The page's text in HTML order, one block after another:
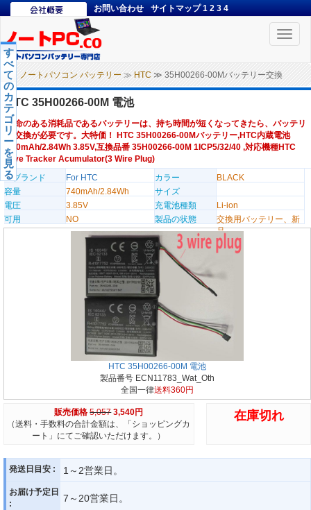
お問い合わせ サイトマップ 1 2 3 4
Toggle
ノートパソコン バッテリー ≫ HTC ≫ 35H00266-00Mバッテリー交換
す
べ
て
の
カ
テ
ゴ
リ
ー
を
見
る
HTC 35H00266-00M 電池
寿命のある消耗品であるバッテリーは、持ち時間が短くなってきたら、バッテリ
ー交換が必要です。大特価！ HTC 35H00266-00Mバッテリー,HTC内蔵電池
740mAh/2.84Wh 3.85V,互換品番 35H00266-00M 1ICP5/32/40 ,対応機種HTC
Vive Tracker Acumulator(3 Wire Plug)
のブランド
For HTC カラー
BLACK
容量
740mAh/2.84Wh
サイズ
電圧
3.85V 充電池種類
Li-ion
可用
NO 製品の状態
交換用バッテリー、新
品
HTC 35H00266-00M 電池
製品番号 ECN11783_Wat_Oth
全国一律送料360円
販売価格 5,057 3,540円
（送料・手数料の合計金額は、「ショッピングカ
ート」にてご確認いただけます。）
在庫切れ
発送日目安 : 1～2営業日。
お届け予定日
:
7～20営業日。